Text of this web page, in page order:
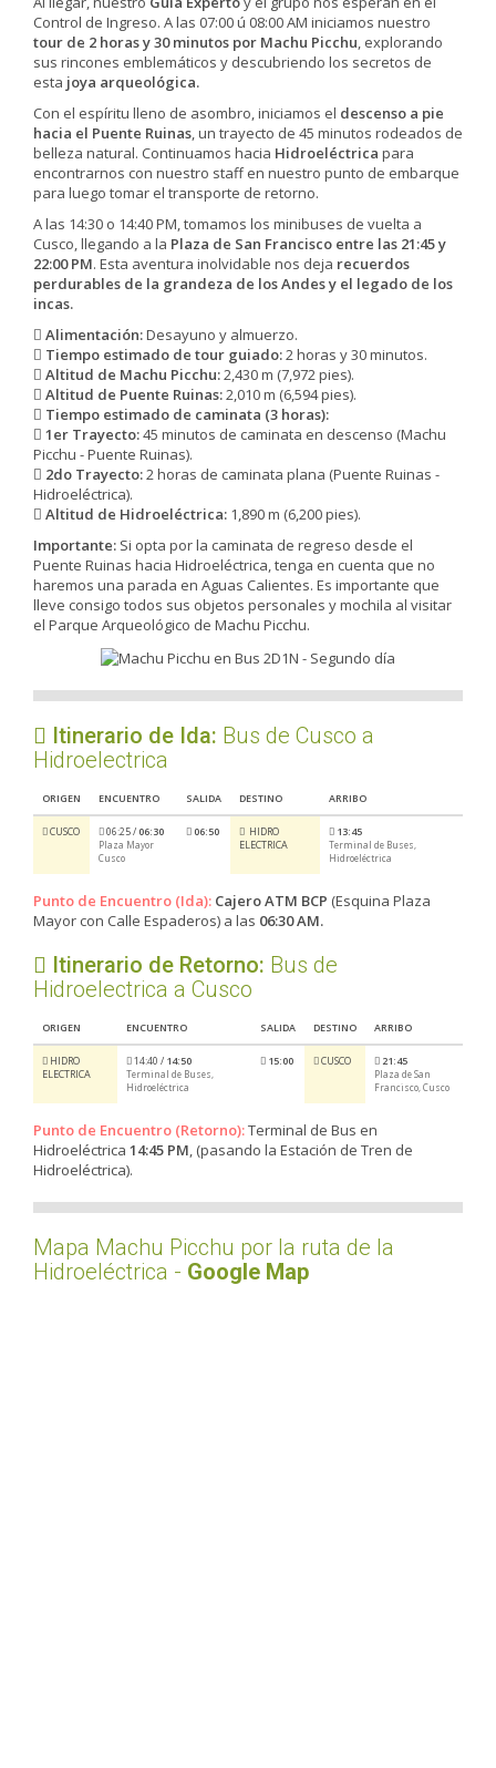
Control de Ingreso. A las 07:00 ú 08:00 AM iniciamos nuestro
tour de 2 horas y 30 minutos por Machu Picchu, explorando
sus rincones emblemáticos y descubriendo los secretos de
esta joya arqueológica.
Con el espíritu lleno de asombro, iniciamos el descenso a pie
hacia el Puente Ruinas, un trayecto de 45 minutos rodeados de
belleza natural. Continuamos hacia Hidroeléctrica para
encontrarnos con nuestro staff en nuestro punto de embarque
para luego tomar el transporte de retorno.
A las 14:30 o 14:40 PM, tomamos los minibuses de vuelta a
Cusco, llegando a la Plaza de San Francisco entre las 21:45 y
22:00 PM. Esta aventura inolvidable nos deja recuerdos
perdurables de la grandeza de los Andes y el legado de los
incas.
Alimentación:Desayuno y almuerzo.
Tiempo estimado de tour guiado:2 horas y 30 minutos.
Altitud de Machu Picchu:2,430 m (7,972 pies).
Altitud de Puente Ruinas:2,010 m (6,594 pies).
Tiempo estimado de caminata (3 horas):
1er Trayecto:45 minutos de caminata en descenso (Machu
Picchu - Puente Ruinas).
2do Trayecto:2 horas de caminata plana (Puente Ruinas -
Hidroeléctrica).
Altitud de Hidroeléctrica: 1,890 m (6,200 pies).
Importante: Si opta por la caminata de regreso desde el
Puente Ruinas hacia Hidroeléctrica, tenga en cuenta que no
haremos una parada en Aguas Calientes. Es importante que
lleve consigo todos sus objetos personales y mochila al visitar
el Parque Arqueológico de Machu Picchu.
Itinerario de Ida: Bus de Cusco a
Hidroelectrica
ORIGEN ENCUENTRO SALIDA DESTINO ARRIBO
CUSCO 06:25 / 06:30
Plaza Mayor
Cusco
06:50
HIDRO
ELECTRICA
13:45
Terminal de Buses,
Hidroeléctrica
Punto de Encuentro (Ida): Cajero ATM BCP (Esquina Plaza
Mayor con Calle Espaderos) a las 06:30 AM.
Itinerario de Retorno: Bus de
Hidroelectrica a Cusco
ORIGEN ENCUENTRO SALIDA DESTINO ARRIBO
HIDRO
ELECTRICA
14:40 / 14:50
Terminal de Buses,
Hidroeléctrica
15:00 CUSCO 21:45
Plaza de San
Francisco, Cusco
Punto de Encuentro (Retorno):Terminal de Bus en
Hidroeléctrica 14:45 PM , (pasando la Estación de Tren de
Hidroeléctrica).
Mapa Machu Picchu por la ruta de la
Hidroeléctrica - Google Map